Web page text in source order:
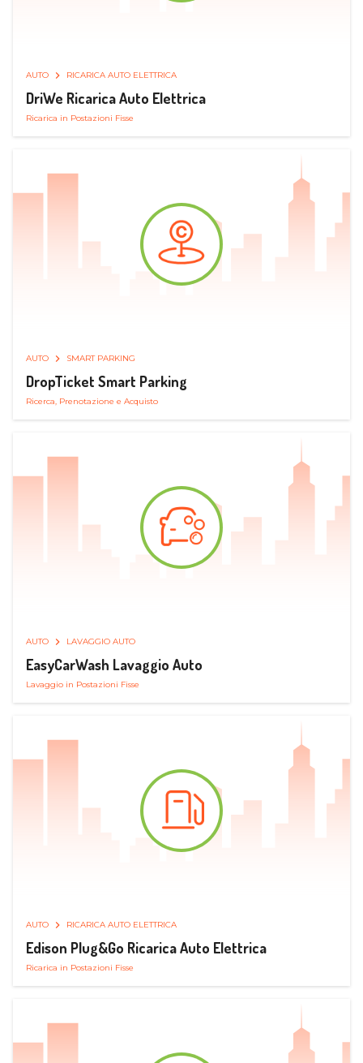
AUTO RICARICA AUTO ELETTRICA
DriWe Ricarica Auto Elettrica
Ricarica in Postazioni Fisse
AUTO SMART PARKING
DropTicket Smart Parking
Ricerca, Prenotazione e Acquisto
AUTO LAVAGGIO AUTO
EasyCarWash Lavaggio Auto
Lavaggio in Postazioni Fisse
AUTO RICARICA AUTO ELETTRICA
Edison Plug&Go Ricarica Auto Elettrica
Ricarica in Postazioni Fisse